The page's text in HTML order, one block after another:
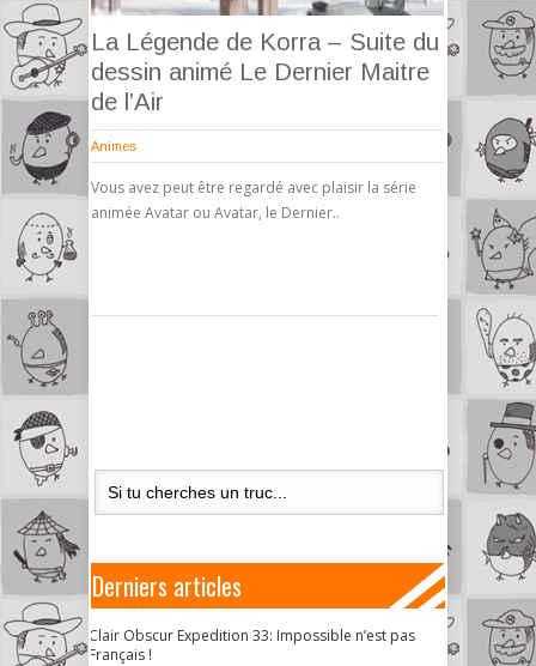
La Légende de Korra – Suite du
dessin animé Le Dernier Maitre
de l’Air
Animes
Vous avez peut être regardé avec plaisir la série
animée Avatar ou Avatar, le Dernier..
Derniers articles
Clair Obscur Expedition 33: Impossible n’est pas
Français !